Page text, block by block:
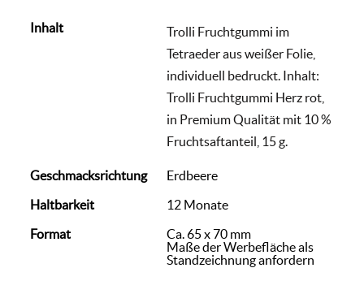
Inhalt
Trolli Fruchtgummi im
Tetraeder aus weißer Folie,
individuell bedruckt. Inhalt:
Trolli Fruchtgummi Herz rot,
in Premium Qualität mit 10 %
Fruchtsaftanteil, 15 g.
Geschmacksrichtung
Erdbeere
Haltbarkeit
12 Monate
Format
Ca. 65 x 70 mm
Maße der Werbefläche als
Standzeichnung anfordern